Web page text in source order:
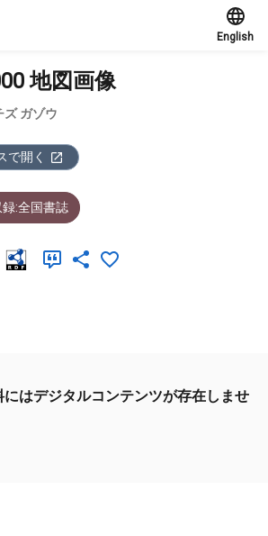
English
地図画像
ズ ガゾウ
で開く
録:全国書誌
にはデジタルコンテンツが存在しませ